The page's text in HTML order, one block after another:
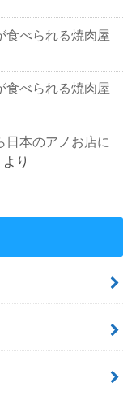
食べられる焼肉屋
食べられる焼肉屋
日本のアノお店に
より